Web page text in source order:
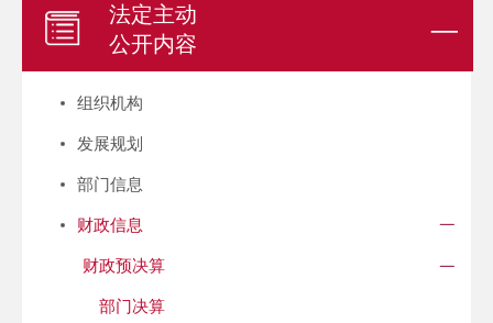
法定主动
公开内容
组织机构
发展规划
部门信息
财政信息
财政预决算
部门决算